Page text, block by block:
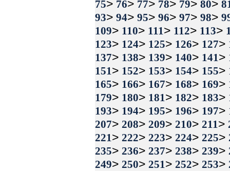
75> 76> 77> 78> 79> 80>
93> 94> 95> 96> 97> 98>
109> 110> 111 > 112> 113>
123> 124> 125> 126> 127>
137> 138> 139> 140> 141 >
151 > 152> 153> 154> 155>
165> 166> 167> 168> 169>
179> 180> 181 > 182> 183>
193> 194> 195> 196> 197>
207> 208> 209> 210> 211 >
221 > 222> 223> 224> 225>
235> 236> 237> 238> 239>
249> 250> 251 > 252> 253>